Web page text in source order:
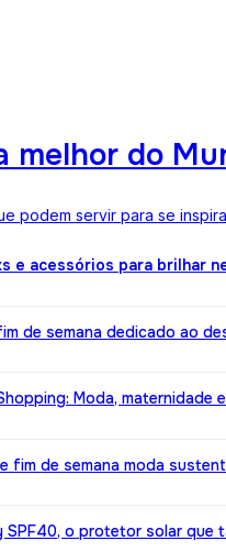
melhor do
podem servir para se
e acessórios para brilhar
de semana dedicado ao
Moda, maternidade
fim de semana moda
SPF40, o protetor solar que